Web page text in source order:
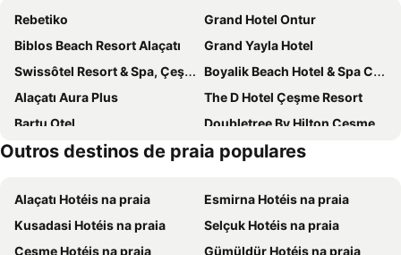
Rebetiko
Grand Hotel Ontur
Biblos Beach Resort Alaçatı
Grand Yayla Hotel
Swissôtel Resort & Spa, Çeşme
Boyalik Beach Hotel & Spa Cesme
Alaçatı Aura Plus
The D Hotel Çeşme Resort
Bartu Otel
Doubletree By Hilton Cesme Alacati
Woodstock Alaçatı
Yalcin Hotel
Alacati Asmali Konak Hotel
Cocos The Club Solto
Palas Alaçatı - Adult Only
Alacati VillaRenk
Outros destinos de praia populares
Alaçatı Hotéis na praia
Esmirna Hotéis na praia
Kusadasi Hotéis na praia
Selçuk Hotéis na praia
Cesme Hotéis na praia
Gümüldür Hotéis na praia